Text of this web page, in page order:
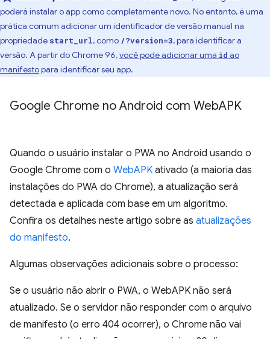
poderá instalar o app como completamente novo. No entanto, é uma
prática comum adicionar um identificador de versão manual na
propriedade start_url, como /?version=3, para identificar a
versão. A partir do Chrome 96,você pode adicionar uma id ao
manifestopara identificar seu app.
Google Chrome no Android com WebAPK
Quando o usuário instalar o PWA no Android usando o
Google Chrome com o WebAPK ativado (a maioria das
instalações do PWA do Chrome), a atualização será
detectada e aplicada com base em um algoritmo.
Confira os detalhes neste artigo sobre as atualizações
do manifesto.
Algumas observações adicionais sobre o processo:
Se o usuário não abrir o PWA, o WebAPK não será
atualizado. Se o servidor não responder com o arquivo
de manifesto (o erro 404 ocorrer), o Chrome não vai